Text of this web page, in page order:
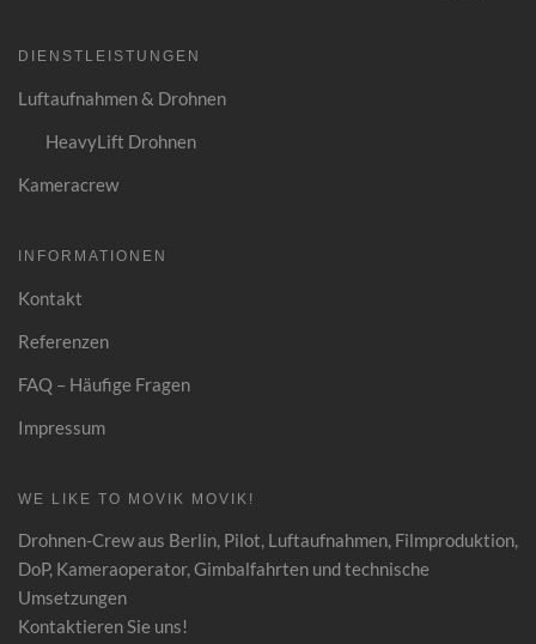
DIENSTLEISTUNGEN
Luftaufnahmen & Drohnen
HeavyLift Drohnen
Kameracrew
INFORMATIONEN
Kontakt
Referenzen
FAQ – Häufige Fragen
Impressum
WE LIKE TO MOVIK MOVIK!
Drohnen-Crew aus Berlin, Pilot, Luftaufnahmen, Filmproduktion,
DoP, Kameraoperator, Gimbalfahrten und technische
Umsetzungen
Kontaktieren Sie uns!